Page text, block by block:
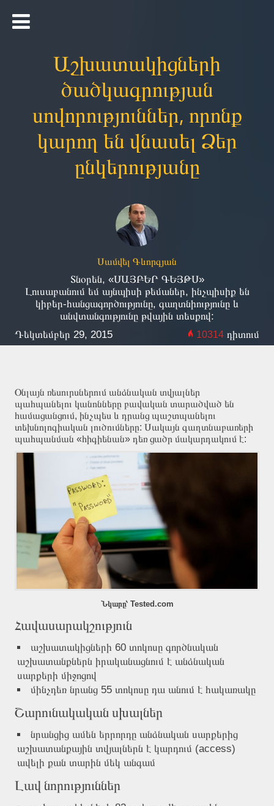
Աշխատակիցների
ծածկագրության
սովորություններ, որոնք
կարող են վնասել Ձեր
ընկերությանը
Սամվել Գևորգյան
Տնօրեն, «ՍԱՅԲԵՐ ԳԵՅԹՍ»
Լուսաբանում եմ այնպիսի թեմաներ, ինչպիսիք են
կիբեր-հանցագործությունը, գաղտնիությունը և
անվտանգությունը թվային տեսքով:
Դեկտեմբեր 29, 2015
10314 դիտում
Օնլայն ռեսուրսներում անձնական տվյալներ
պահպանելու կանոնները բավական տարածված են
համացանցում, ինչպես և դրանց պաշտպանելու
տեխնոլոգիական լուծումները: Սակայն գաղտնաբառերի
պահպանման «հիգիենան» դեռ ցածր մակարդակում է:
Նկարը՝ Tested.com
Հավասարակշություն
աշխատակիցների 60 տոկոսը գործնական
աշխատանքներն իրականացնում է անձնական
սարքերի միջոցով
մինչդեռ նրանց 55 տոկոսը դա անում է հակառակը
Շարունակական սխալներ
նրանցից ամեն երրորդը անձնական սարքերից
աշխատանքային տվյալներն է կարդում (access)
ավելի քան տարին մեկ անգամ
Լավ նորություններ